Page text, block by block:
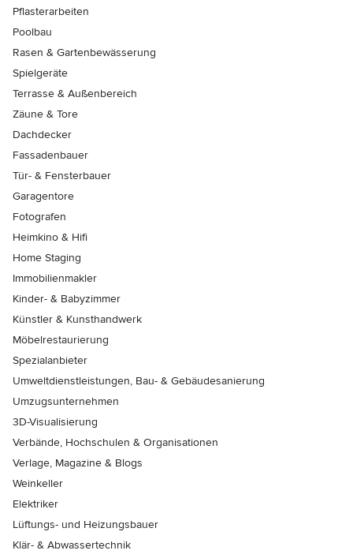
Pflasterarbeiten
Poolbau
Rasen & Gartenbewässerung
Spielgeräte
Terrasse & Außenbereich
Zäune & Tore
Dachdecker
Fassadenbauer
Tür- & Fensterbauer
Garagentore
Fotografen
Heimkino & Hifi
Home Staging
Immobilienmakler
Kinder- & Babyzimmer
Künstler & Kunsthandwerk
Möbelrestaurierung
Spezialanbieter
Umweltdienstleistungen, Bau- & Gebäudesanierung
Umzugsunternehmen
3D-Visualisierung
Verbände, Hochschulen & Organisationen
Verlage, Magazine & Blogs
Weinkeller
Elektriker
Lüftungs- und Heizungsbauer
Klär- & Abwassertechnik